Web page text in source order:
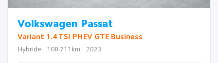
Volkswagen Passat
Variant 1.4 TSI PHEV GTE Business
Hybride · 108.711km · 2023